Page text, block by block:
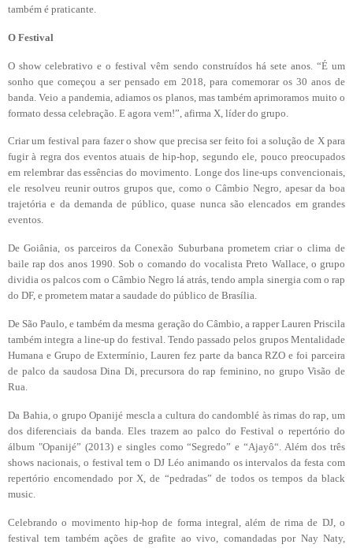
também é praticante.
O Festival
O show celebrativo e o festival vêm sendo construídos há sete anos. “É um
sonho que começou a ser pensado em 2018, para comemorar os 30 anos de
banda. Veio a pandemia, adiamos os planos, mas também aprimoramos muito o
formato dessa celebração. E agora vem!”, afirma X, líder do grupo.
Criar um festival para fazer o show que precisa ser feito foi a solução de X para
fugir à regra dos eventos atuais de hip-hop, segundo ele, pouco preocupados
em relembrar das essências do movimento. Longe dos line-ups convencionais,
ele resolveu reunir outros grupos que, como o Câmbio Negro, apesar da boa
trajetória e da demanda de público, quase nunca são elencados em grandes
eventos.
De Goiânia, os parceiros da Conexão Suburbana prometem criar o clima de
baile rap dos anos 1990. Sob o comando do vocalista Preto Wallace, o grupo
dividia os palcos com o Câmbio Negro lá atrás, tendo ampla sinergia com o rap
do DF, e prometem matar a saudade do público de Brasília.
De São Paulo, e também da mesma geração do Câmbio, a rapper Lauren Priscila
também integra a line-up do festival. Tendo passado pelos grupos Mentalidade
Humana e Grupo de Extermínio, Lauren fez parte da banca RZO e foi parceira
de palco da saudosa Dina Di, precursora do rap feminino, no grupo Visão de
Rua.
Da Bahia, o grupo Opanijé mescla a cultura do candomblé às rimas do rap, um
dos diferenciais da banda. Eles trazem ao palco do Festival o repertório do
álbum "Opanijé” (2013) e singles como “Segredo” e “Ajayô“. Além dos três
shows nacionais, o festival tem o DJ Léo animando os intervalos da festa com
repertório encomendado por X, de “pedradas” de todos os tempos da black
music.
Celebrando o movimento hip-hop de forma integral, além de rima de DJ, o
festival tem também ações de grafite ao vivo, comandadas por Nay Naty,